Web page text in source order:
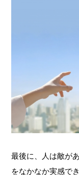
最後に、人は敵が
をなかなか実感で